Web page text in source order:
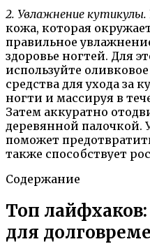
2. Увлажнение кутикулы.
кожа, которая
правильное
здоровье ногтей. Для
используйте
средства для ухода за
ногти и массируя в
Затем аккуратно
деревянной палочкой.
поможет
также способствует
Содержание
Топ
для